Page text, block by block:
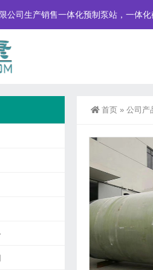
公司生产销售一体化预制泵站，一体
首页 » 公司产